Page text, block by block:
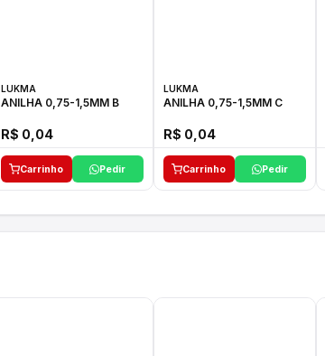
LUKMA
ANILHA 0,75-1,5MM B
R$ 0,04
Carrinho Pedir
LUKMA
ANILHA 0,75-1,5MM C
R$ 0,04
Carrinho Pedir